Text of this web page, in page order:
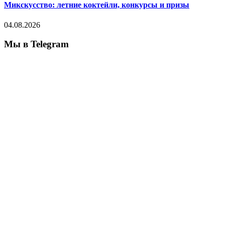
Микскусство: летние коктейли, конкурсы и призы
04.08.2026
Мы в Telegram